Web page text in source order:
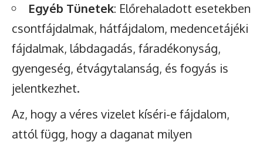
Egyéb Tünetek: Előrehaladott esetekben
csontfájdalmak, hátfájdalom, medencetájéki
fájdalmak, lábdagadás, fáradékonyság,
gyengeség, étvágytalanság, és fogyás is
jelentkezhet.
Az, hogy a véres vizelet kíséri-e fájdalom,
attól függ, hogy a daganat milyen